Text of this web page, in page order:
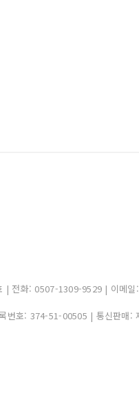
| 전화: 0507-1309-9529 | 이
번호: 374-51-00505 | 통신판매: